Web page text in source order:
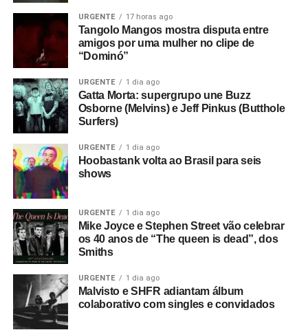
URGENTE 17 horas ago
Tangolo Mangos mostra disputa entre
amigos por uma mulher no clipe de
“Dominó”
URGENTE 1 dia ago
Gatta Morta: supergrupo une Buzz
Osborne (Melvins) e Jeff Pinkus (Butthole
Surfers)
URGENTE 1 dia ago
Hoobastank volta ao Brasil para seis
shows
URGENTE 1 dia ago
Mike Joyce e Stephen Street vão celebrar
os 40 anos de “The queen is dead”, dos
Smiths
URGENTE 1 dia ago
Malvisto e SHFR adiantam álbum
colaborativo com singles e convidados